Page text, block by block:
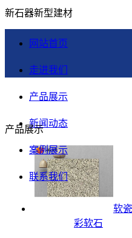
新石器新型建材
网站首页
走进我们
产品展示
新闻动态
案例展示
联系我们
产品展示
软
彩软石